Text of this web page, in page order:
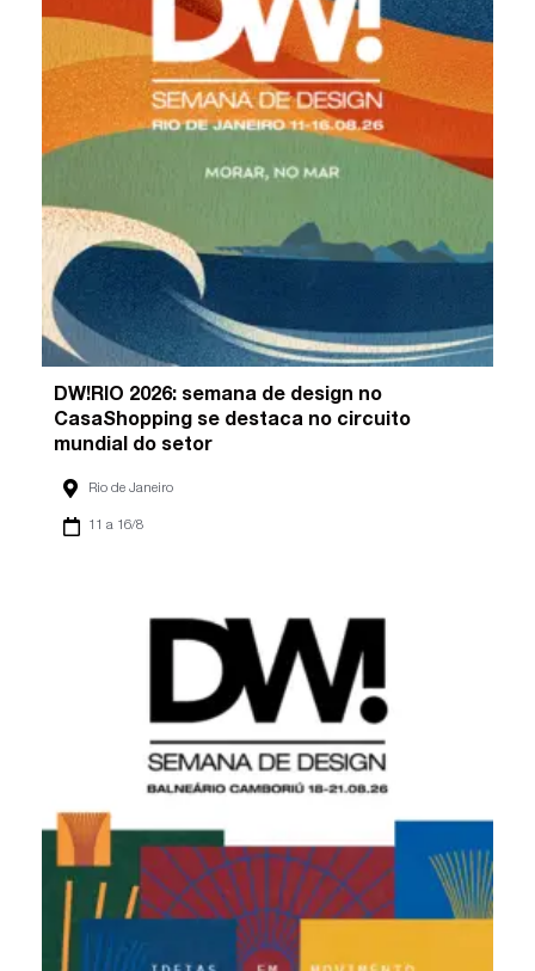
DW!RIO 2026: semana de design no
CasaShopping se destaca no circuito
mundial do setor
Rio de Janeiro
11 a 16/8